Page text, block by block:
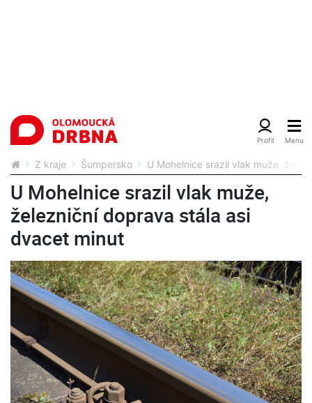
Z kraje Šumpersko U Mohelnice srazil vlak muže,
U Mohelnice srazil vlak muže,
železniční doprava stála asi
dvacet minut